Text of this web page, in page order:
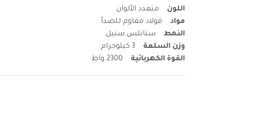
اللون
متعدد الألوان
مواد
فولاذ مقاوم للصدأ
النمط
ستانلس ستيل
وزن السلعة
القوة الكهربائية